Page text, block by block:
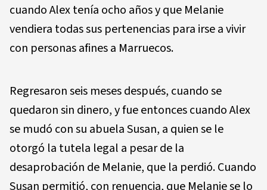
cuando Alex tenía ocho años y que Melanie
vendiera todas sus pertenencias para irse a vivir
con personas afines a Marruecos.
Regresaron seis meses después, cuando se
quedaron sin dinero, y fue entonces cuando Alex
se mudó con su abuela Susan, a quien se le
otorgó la tutela legal a pesar de la
desaprobación de Melanie, que la perdió. Cuando
Susan permitió, con renuencia, que Melanie se lo